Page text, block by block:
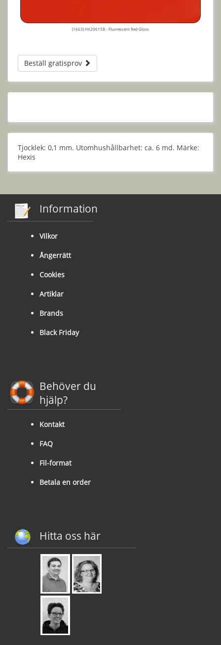
(1663) HX20615B - Fluorescent Red Gloss
Beställ gratisprov
Tjocklek: 0,1 mm. Utomhushållbarhet: ca. 6 md. Märke:
Hexis
Information
Vilkor
Ångerrätt
Cookies
Artiklar
Brands
Black Friday
Behöver du
hjälp?
Kontakt
FAQ
Fil-format
Betala en order
Hitta oss här